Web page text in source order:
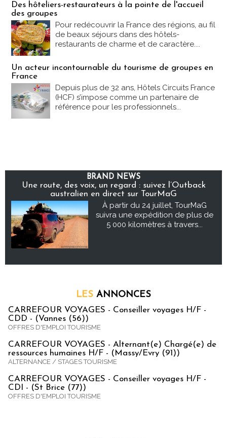
Des hôteliers-restaurateurs à la pointe de l'accueil
des groupes
Pour redécouvrir la France des régions, au fil
de beaux séjours dans des hôtels-
restaurants de charme et de caractère....
Un acteur incontournable du tourisme de groupes en
France
Depuis plus de 32 ans, Hôtels Circuits France
(HCF) s’impose comme un partenaire de
référence pour les professionnels...
BRAND NEWS
Une route, des voix, un regard : suivez l’Outback
australien en direct sur TourMaG
À partir du 24 juillet, TourMaG
suivra une expédition de plus de
5 000 kilomètres à travers...
LES ANNONCES
CARREFOUR VOYAGES - Conseiller voyages H/F -
CDD - (Vannes (56))
OFFRES D'EMPLOI TOURISME
CARREFOUR VOYAGES - Alternant(e) Chargé(e) de
ressources humaines H/F - (Massy/Evry (91))
ALTERNANCE / STAGES TOURISME
CARREFOUR VOYAGES - Conseiller voyages H/F -
CDI - (St Brice (77))
OFFRES D'EMPLOI TOURISME